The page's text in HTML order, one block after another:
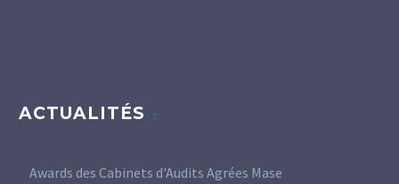
ACTUALITÉS
Awards des Cabinets d'Audits Agrées Mase